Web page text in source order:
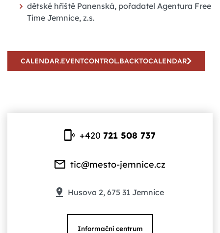
dětské hřiště Panenská, pořadatel Agentura Free
Time Jemnice, z.s.
CALENDAR.EVENTCONTROL.BACKTOCALENDAR
+420721 508 737
tic@mesto-jemnice.cz
Husova 2, 675 31 Jemnice
Informační centrum